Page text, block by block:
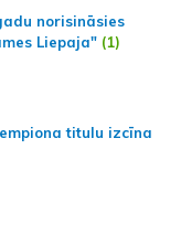
norisināsies
Liepaja" (1)
titulu izcīna